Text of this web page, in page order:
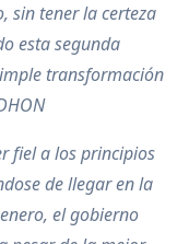
sin tener la certeza
esta segunda
transformación
fiel a los principios
de llegar en la
el gobierno